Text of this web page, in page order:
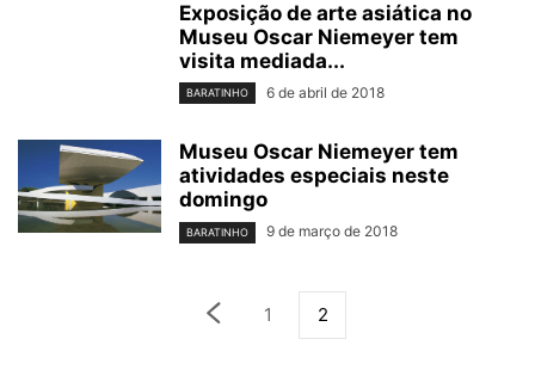
Exposição de arte asiática no
Museu Oscar Niemeyer tem
visita mediada...
BARATINHO 6 de abril de 2018
Museu Oscar Niemeyer tem
atividades especiais neste
domingo
BARATINHO 9 de março de 2018
1 2